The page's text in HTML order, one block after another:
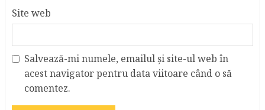
Site web
Salvează-mi numele, emailul și site-ul web în
acest navigator pentru data viitoare când o să
comentez.